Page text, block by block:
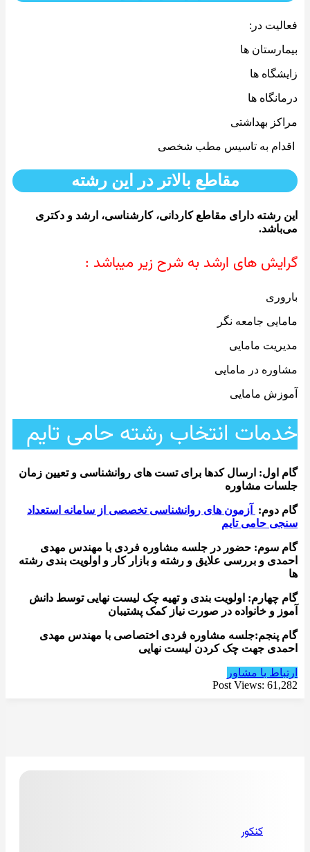
فعالیت در:
بیمارستان ها
زایشگاه ها
درمانگاه ها
مراکز بهداشتی
اقدام به تاسیس مطب شخصی
مقاطع بالاتر در این رشته
این رشته دارای مقاطع کاردانی، کارشناسی، ارشد و دکتری
می‌باشد.
گرایش های ارشد به شرح زیر میباشد :
باروری
مامایی جامعه نگر
مدیریت مامایی
مشاوره در مامایی
آموزش مامایی
خدمات انتخاب رشته حامی تایم
گام اول: ارسال کدها برای تست های روانشناسی و تعیین زمان
جلسات مشاوره
گام دوم:
آزمون های روانشناسی تخصصی از سامانه استعداد
سنجی حامی تایم
گام سوم: حضور در جلسه مشاوره فردی با مهندس مهدی
احمدی و بررسی علایق و رشته و بازار کار و اولویت بندی رشته
ها
گام چهارم: اولویت بندی و تهیه چک لیست نهایی توسط دانش
آموز و خانواده در صورت نیاز کمک پشتیبان
گام پنجم:جلسه مشاوره فردی اختصاصی با مهندس مهدی
احمدی جهت چک کردن لیست نهایی
ارتباط با مشاور
Post Views: 61,282
کنکور